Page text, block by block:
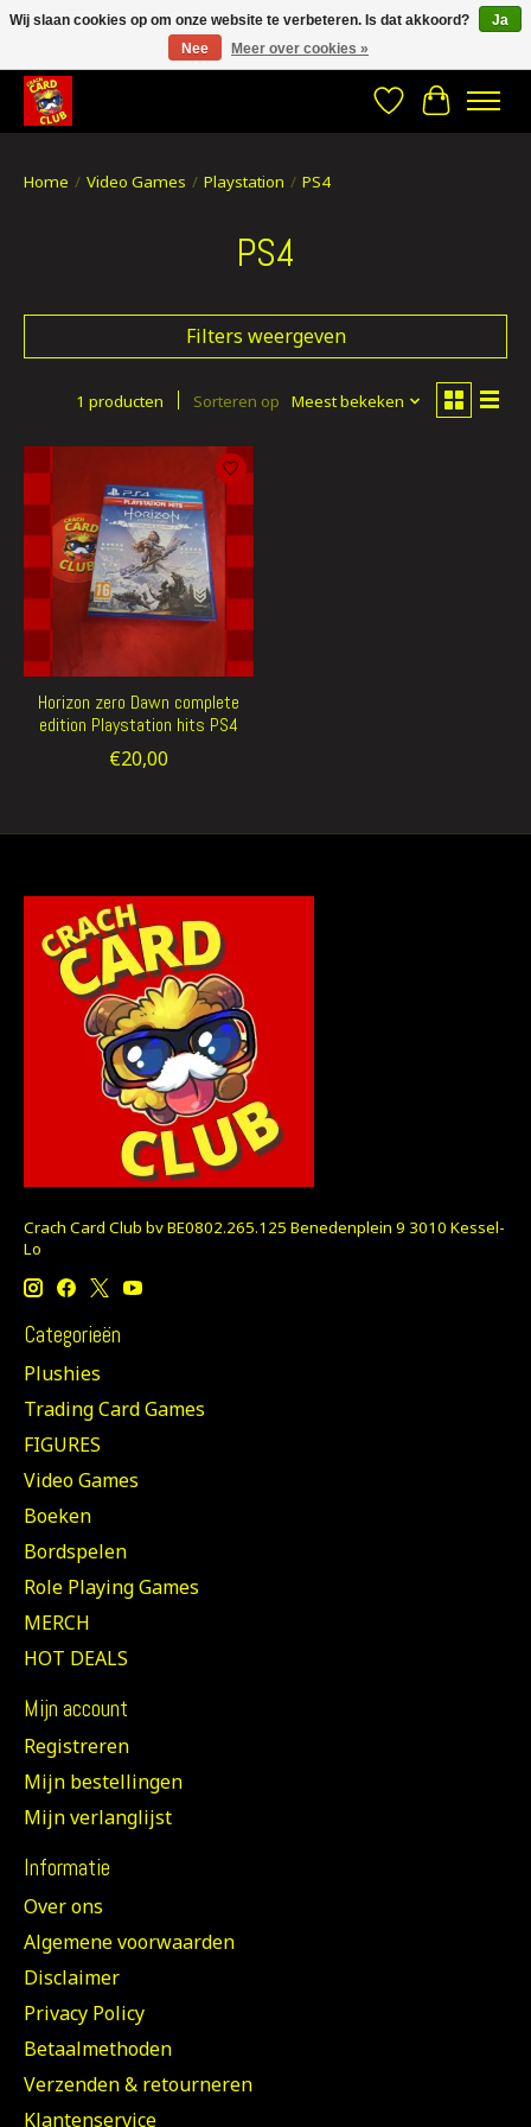
CRACH CARD CLUB , The best place to Geek out!
Verlanglijst
Home / Video Games / Playstation / PS4
PS4
Filters weergeven
1 producten Sorteren op Meest bekeken
Horizon zero Dawn complete
edition Playstation hits PS4
€20,00
Crach Card Club bv BE0802.265.125 Benedenplein 9 3010 Kessel-
Lo
Categorieën
Plushies
Trading Card Games
FIGURES
Video Games
Boeken
Bordspelen
Role Playing Games
MERCH
HOT DEALS
Mijn account
Registreren
Mijn bestellingen
Mijn verlanglijst
Informatie
Over ons
Algemene voorwaarden
Disclaimer
Privacy Policy
Betaalmethoden
Verzenden & retourneren
Klantenservice
Wij slaan cookies op om onze website te verbeteren. Is dat akkoord?
Ja
Nee
Meer over cookies »